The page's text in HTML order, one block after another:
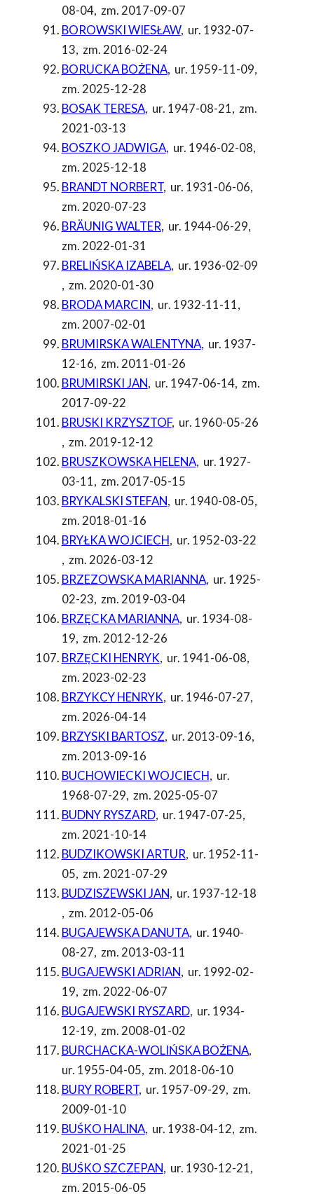
08-04, zm. 2017-09-07
BOROWSKI WIESŁAW, ur. 1932-07-
13, zm. 2016-02-24
BORUCKA BOŻENA, ur. 1959-11-09,
zm. 2025-12-28
BOSAK TERESA, ur. 1947-08-21, zm.
2021-03-13
BOSZKO JADWIGA, ur. 1946-02-08,
zm. 2025-12-18
BRANDT NORBERT, ur. 1931-06-06,
zm. 2020-07-23
BRÄUNIG WALTER, ur. 1944-06-29,
zm. 2022-01-31
BRELIŃSKA IZABELA, ur. 1936-02-09
, zm. 2020-01-30
BRODA MARCIN, ur. 1932-11-11,
zm. 2007-02-01
BRUMIRSKA WALENTYNA, ur. 1937-
12-16, zm. 2011-01-26
BRUMIRSKI JAN, ur. 1947-06-14, zm.
2017-09-22
BRUSKI KRZYSZTOF, ur. 1960-05-26
, zm. 2019-12-12
BRUSZKOWSKA HELENA, ur. 1927-
03-11, zm. 2017-05-15
BRYKALSKI STEFAN, ur. 1940-08-05,
zm. 2018-01-16
BRYŁKA WOJCIECH, ur. 1952-03-22
, zm. 2026-03-12
BRZEZOWSKA MARIANNA, ur. 1925-
02-23, zm. 2019-03-04
BRZĘCKA MARIANNA, ur. 1934-08-
19, zm. 2012-12-26
BRZĘCKI HENRYK, ur. 1941-06-08,
zm. 2023-02-23
BRZYKCY HENRYK, ur. 1946-07-27,
zm. 2026-04-14
BRZYSKI BARTOSZ, ur. 2013-09-16,
zm. 2013-09-16
BUCHOWIECKI WOJCIECH, ur.
1968-07-29, zm. 2025-05-07
BUDNY RYSZARD, ur. 1947-07-25,
zm. 2021-10-14
BUDZIKOWSKI ARTUR, ur. 1952-11-
05, zm. 2021-07-29
BUDZISZEWSKI JAN, ur. 1937-12-18
, zm. 2012-05-06
BUGAJEWSKA DANUTA, ur. 1940-
08-27, zm. 2013-03-11
BUGAJEWSKI ADRIAN, ur. 1992-02-
19, zm. 2022-06-07
BUGAJEWSKI RYSZARD, ur. 1934-
12-19, zm. 2008-01-02
BURCHACKA-WOLIŃSKA BOŻENA,
ur. 1955-04-05, zm. 2018-06-10
BURY ROBERT, ur. 1957-09-29, zm.
2009-01-10
BUŚKO HALINA, ur. 1938-04-12, zm.
2021-01-25
BUŚKO SZCZEPAN, ur. 1930-12-21,
zm. 2015-06-05